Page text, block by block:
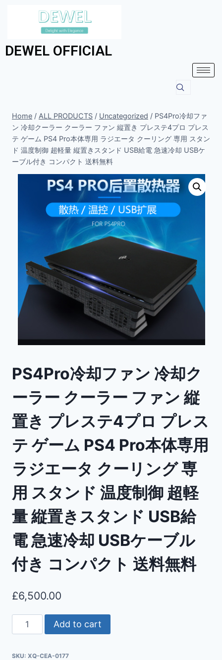
DEWEL OFFICIAL
Home / ALL PRODUCTS / Uncategorized / PS4Pro冷却ファ
ン 冷却クーラー クーラー ファン 縦置き プレステ4プロ プレス
テ ゲーム PS4 Pro本体専用 ラジエータ クーリング 専用 スタン
ド 温度制御 超軽量 縦置きスタンド USB給電 急速冷却 USBケ
ーブル付き コンパクト 送料無料
PS4Pro冷却ファン 冷却ク
ーラー クーラー ファン 縦
置き プレステ4プロ プレス
テ ゲーム PS4 Pro本体専用
ラジエータ クーリング 専
用 スタンド 温度制御 超軽
量 縦置きスタンド USB給
電 急速冷却 USBケーブル
付き コンパクト 送料無料
£6,500.00
Add to cart
SKU: XQ-CEA-0177